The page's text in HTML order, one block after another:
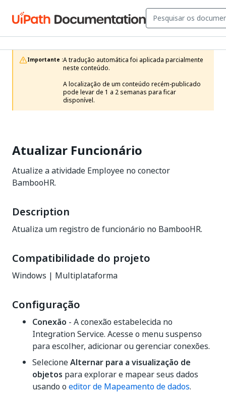
Importante :A tradução automática foi aplicada parcialmente
neste conteúdo.
A localização de um conteúdo recém-publicado
pode levar de 1 a 2 semanas para ficar
disponível.
Atualizar Funcionário
Atualize a atividade Employee no conector
BambooHR.
Description
Atualiza um registro de funcionário no BambooHR.
Compatibilidade do projeto
Windows | Multiplataforma
Configuração
Conexão - A conexão estabelecida no
Integration Service. Acesse o menu suspenso
para escolher, adicionar ou gerenciar conexões.
SelecioneAlternar para a visualização de
objetos para explorar e mapear seus dados
usando o editor de Mapeamento de dados.